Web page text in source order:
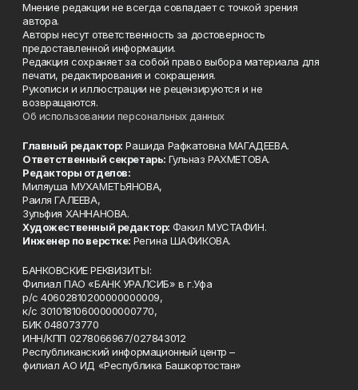
Мнение редакции не всегда совпадает с точкой зрения
автора.
Авторы несут ответственность за достоверность
предоставленной информации.
Редакция сохраняет за собой право выбора материала для
печати, редактирования и сокращения.
Рукописи и иллюстрации не рецензируются и не
возвращаются.
Об использовании персональных данных
Главный редактор: Рашида Рафкатовна МАГАДЕЕВА.
Ответственный секретарь: Гульназ РАХМЕТОВА.
Редакторы отделов:
Миляуша МУХАМЕТЬЯНОВА,
Раиля ГАЛЕЕВА,
Зульфия ХАННАНОВА.
Художественный редактор: Факил МУСТАФИН.
Инженер по верстке: Регина ШАФИКОВА.
БАНКОВСКИЕ РЕКВИЗИТЫ:
Филиал ПАО «БАНК УРАЛСИБ» в г.Уфа
р/с 40602810200000000009,
к/с 30101810600000000770,
БИК 048073770
ИНН/КПП 0278066967/027843012
Республиканский информационный центр –
филиал АО ИД «Республика Башкортостан»